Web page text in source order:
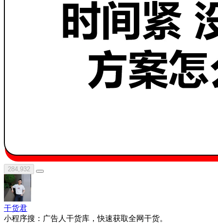
284,932
干货君
小程序搜：广告人干货库，快速获取全网干货。